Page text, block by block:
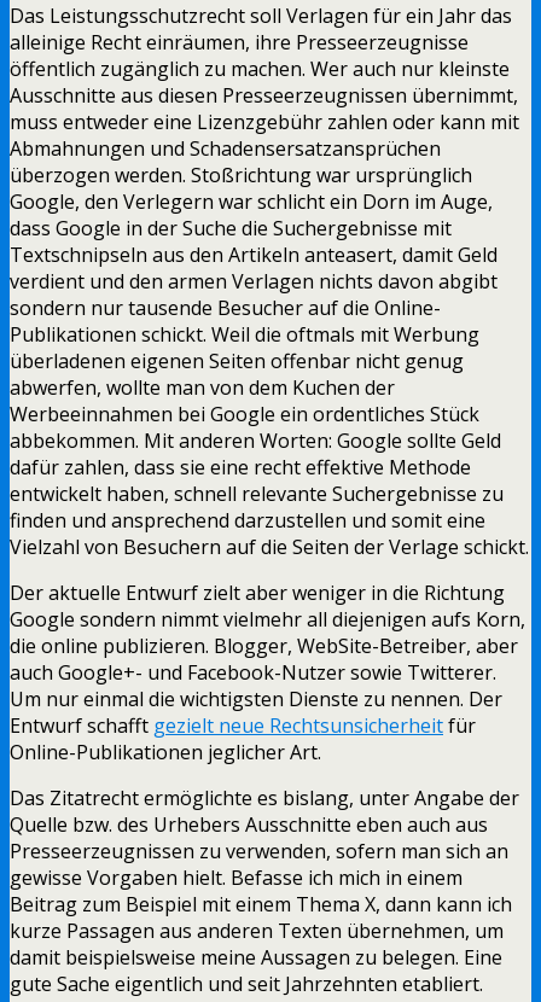
Das Leistungsschutzrecht soll Verlagen für ein Jahr das
alleinige Recht einräumen, ihre Presseerzeugnisse
öffentlich zugänglich zu machen. Wer auch nur kleinste
Ausschnitte aus diesen Presseerzeugnissen übernimmt,
muss entweder eine Lizenzgebühr zahlen oder kann mit
Abmahnungen und Schadensersatzansprüchen
überzogen werden. Stoßrichtung war ursprünglich
Google, den Verlegern war schlicht ein Dorn im Auge,
dass Google in der Suche die Suchergebnisse mit
Textschnipseln aus den Artikeln anteasert, damit Geld
verdient und den armen Verlagen nichts davon abgibt
sondern nur tausende Besucher auf die Online-
Publikationen schickt. Weil die oftmals mit Werbung
überladenen eigenen Seiten offenbar nicht genug
abwerfen, wollte man von dem Kuchen der
Werbeeinnahmen bei Google ein ordentliches Stück
abbekommen. Mit anderen Worten: Google sollte Geld
dafür zahlen, dass sie eine recht effektive Methode
entwickelt haben, schnell relevante Suchergebnisse zu
finden und ansprechend darzustellen und somit eine
Vielzahl von Besuchern auf die Seiten der Verlage schickt.
Der aktuelle Entwurf zielt aber weniger in die Richtung
Google sondern nimmt vielmehr all diejenigen aufs Korn,
die online publizieren. Blogger, WebSite-Betreiber, aber
auch Google+- und Facebook-Nutzer sowie Twitterer.
Um nur einmal die wichtigsten Dienste zu nennen. Der
Entwurf schafft gezielt neue Rechtsunsicherheitfür
Online-Publikationen jeglicher Art.
Das Zitatrecht ermöglichte es bislang, unter Angabe der
Quelle bzw. des Urhebers Ausschnitte eben auch aus
Presseerzeugnissen zu verwenden, sofern man sich an
gewisse Vorgaben hielt. Befasse ich mich in einem
Beitrag zum Beispiel mit einem Thema X, dann kann ich
kurze Passagen aus anderen Texten übernehmen, um
damit beispielsweise meine Aussagen zu belegen. Eine
gute Sache eigentlich und seit Jahrzehnten etabliert.